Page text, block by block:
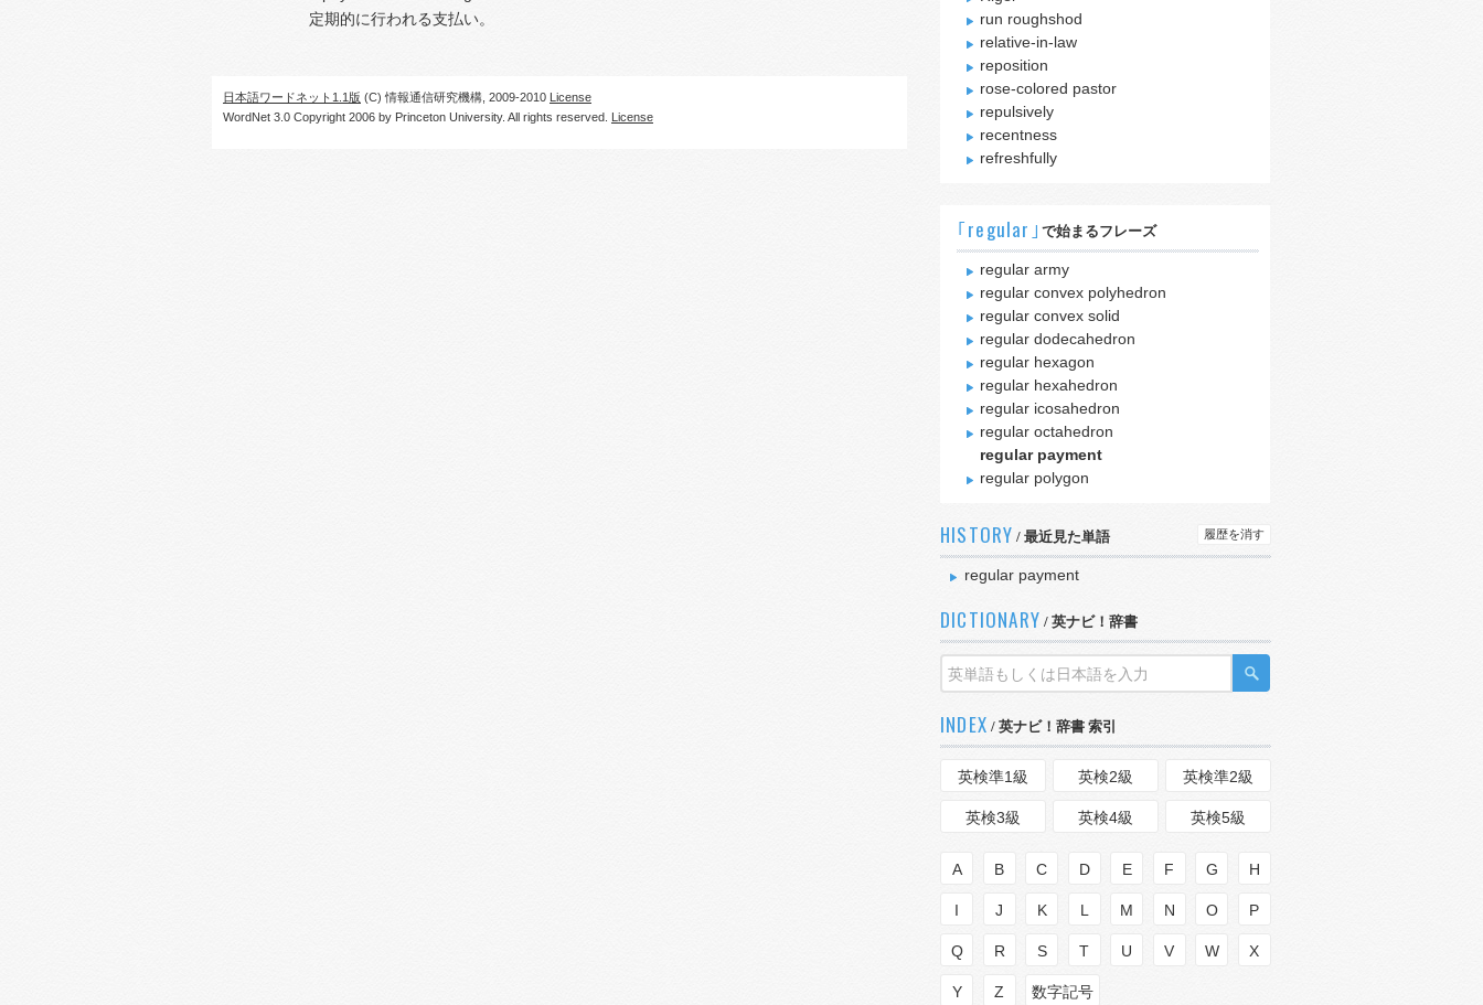
定期的に行われる支払い。
日本語ワードネット1.1版 (C) 情報通信研究機構, 2009-2010 License
WordNet 3.0 Copyright 2006 by Princeton University. All rights reserved. License
run roughshod
relative-in-law
reposition
rose-colored pastor
repulsively
recentness
refreshfully
｢regular｣ で始まるフレーズ
regular army
regular convex polyhedron
regular convex solid
regular dodecahedron
regular hexagon
regular hexahedron
regular icosahedron
regular octahedron
regular payment
regular polygon
HISTORY / 最近見た単語 履歴を消す
regular payment
DICTIONARY / 英ナビ！辞書
INDEX / 英ナビ！辞書 索引
英検準1級 英検2級 英検準2級
英検3級 英検4級 英検5級
A B C D E F G H
I J K L M N O P
Q R S T U V W X
Y Z 数字記号